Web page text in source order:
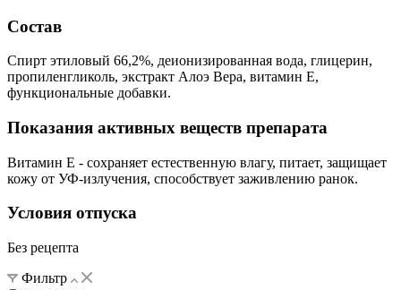
Состав
Спирт этиловый 66,2%, деионизированная вода, глицерин,
пропиленгликоль, экстракт Алоэ Вера, витамин Е,
функциональные добавки.
Показания активных веществ препарата
Витамин Е - сохраняет естественную влагу, питает, защищает
кожу от УФ-излучения, способствует заживлению ранок.
Условия отпуска
Без рецепта
Фильтр